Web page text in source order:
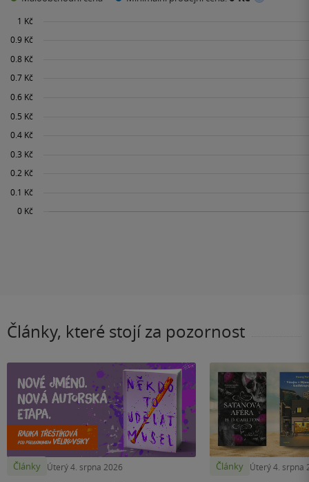
Články, které stojí za pozornost
Články Úterý 4. srpna 2026 Články Úterý 4. srpna